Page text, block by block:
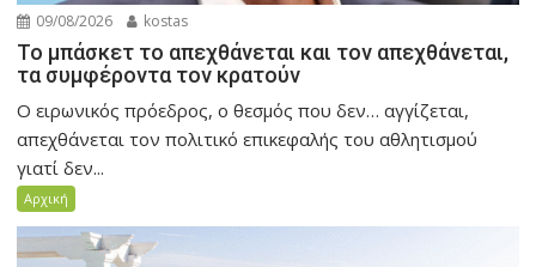
09/08/2026 kostas
Το μπάσκετ το απεχθάνεται και τον απεχθάνεται,
τα συμφέροντα τον κρατούν
Ο ειρωνικός πρόεδρος, ο θεσμός που δεν… αγγίζεται,
απεχθάνεται τον πολιτικό επικεφαλής του αθλητισμού
γιατί δεν...
Αρχική